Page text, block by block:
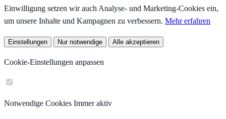
Einwilligung setzen wir auch Analyse- und Marketing-Cookies ein,
um unsere Inhalte und Kampagnen zu verbessern. Mehr erfahren
Einstellungen Nur notwendige Alle akzeptieren
Cookie-Einstellungen anpassen
Notwendige Cookies Immer aktiv